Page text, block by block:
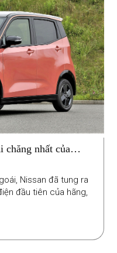
chăng nhất của
Nissan đã tung ra
đầu tiên của hãng,